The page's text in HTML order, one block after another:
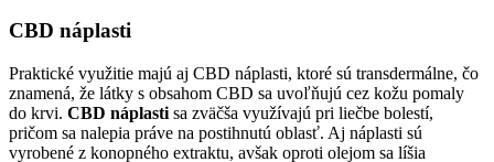
CBD náplasti
Praktické využitie majú aj CBD náplasti, ktoré sú transdermálne, čo
znamená, že látky s obsahom CBD sa uvoľňujú cez kožu pomaly
do krvi. CBD náplasti sa zväčša využívajú pri liečbe bolestí,
pričom sa nalepia práve na postihnutú oblasť. Aj náplasti sú
vyrobené z konopného extraktu, avšak oproti olejom sa líšia